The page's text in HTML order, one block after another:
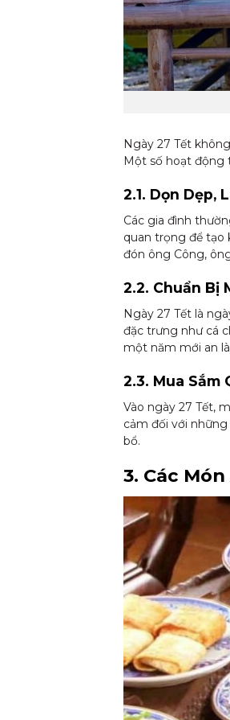
Ngày 27 Tết
Một số hoạt động
2.1. Dọn Dẹp,
Các gia đình
quan trọng để tạo
đón ông Công,
2.2. Chuẩn Bị
Ngày 27 Tết là
đặc trưng như cá
một năm mới an
2.3. Mua Sắm
Vào ngày 27 Tết,
cảm đối với
bổ.
3. Các